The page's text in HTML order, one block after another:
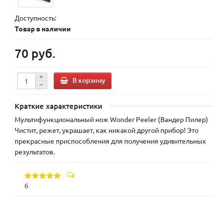
Доступность:
Товар в наличии
70 руб.
В корзину
Краткие характеристики
Мультифункциональный нож Wonder Peeler (Вандер Пилер)
Чистит, режет, украшает, как никакой другой прибор! Это
прекрасные приспособления для получения удивительных
результатов.
6